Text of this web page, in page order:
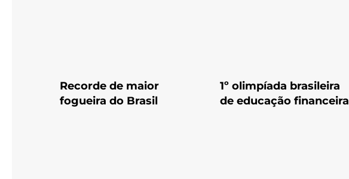
Recorde de maior
fogueira do Brasil
1º olimpíada brasileira
de educação financeira